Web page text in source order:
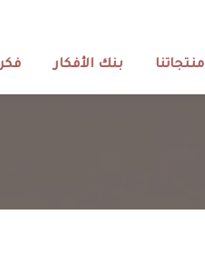
منتجاتنا بنك الأفكار